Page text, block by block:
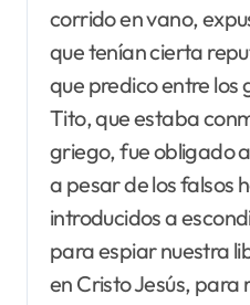
corrido en vano,
que tenían cierta
que predico entre los
Tito, que estaba
griego, fue obligado
a pesar de los falsos
introducidos a
para espiar nuestra
en Cristo Jesús, para